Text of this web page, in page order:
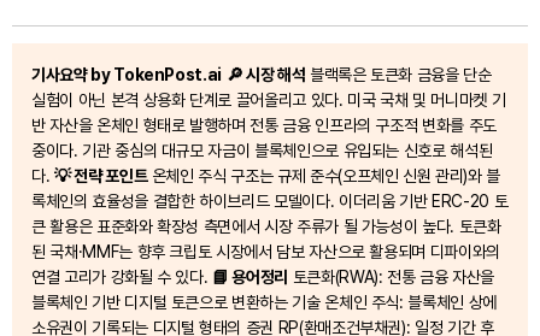
기사요약 by TokenPost.ai 🔎 시장 해석 블랙록은 토큰화 금융을 단순
실험이 아닌 본격 상용화 단계로 끌어올리고 있다. 미국 국채 및 머니마켓 기
반 자산을 온체인 형태로 발행하며 전통 금융 인프라의 구조적 변화를 주도
중이다. 기관 중심의 대규모 자금이 블록체인으로 유입되는 신호로 해석된
다. 💡 전략 포인트온체인 주식 구조는 규제 준수(오프체인 신원 관리)와 블
록체인의 효율성을 결합한 하이브리드 모델이다. 이더리움 기반 ERC-20 토
큰 활용은 표준화와 확장성 측면에서 시장 주류가 될 가능성이 높다. 토큰화
된 국채·MMF는 향후 크립토 시장에서 담보 자산으로 활용되며 디파이와의
연결 고리가 강화될 수 있다. 📘 용어정리 토큰화(RWA): 전통 금융 자산을
블록체인 기반 디지털 토큰으로 변환하는 기술 온체인 주식: 블록체인 상에
소유권이 기록되는 디지털 형태의 증권 RP(환매조건부채권): 일정 기간 후